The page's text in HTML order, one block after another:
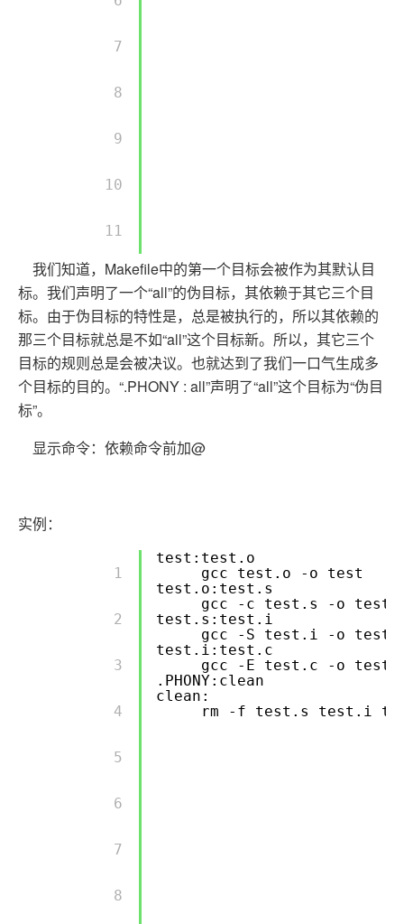
        7
        8
        9
        10
        11
我们知道，Makefile中的第一个目标会被作为其默认目
标。我们声明了一个“all”的伪目标，其依赖于其它三个目
标。由于伪目标的特性是，总是被执行的，所以其依赖的
那三个目标就总是不如“all”这个目标新。所以，其它三个
目标的规则总是会被决议。也就达到了我们一口气生成多
个目标的目的。“.PHONY : all”声明了“all”这个目标为“伪目
标”。
显示命令：依赖命令前加@
实例：
        1
        2
        3
        4
        5
        6
        7
        8
test:test.o
gcc test.o -o test
test.o:test.s
gcc -c test.s -o
test.s:test.i
gcc -S test.i -o
test.i:test.c
gcc -E test.c -o
.PHONY:clean
clean:
rm -f test.s test.i